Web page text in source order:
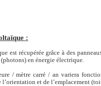
:
est récupérée grâce à des
en énergie électrique.
/ mètre carré / an variera
l’orientation et de l’emplacement